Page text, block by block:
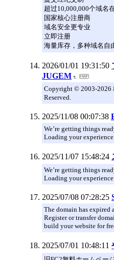
超过10,000,000个域名
国家核心注册商
域名安全更专业
立即注册
海量库存，多种域名自
2026/01/01 19:31:50
JUGEM
Copyright © 2003-
Reserved.
2025/11/08 00:07:38
We’re getting things
Loading your
2025/11/07 15:48:24
We’re getting things
Loading your
2025/07/08 07:28:25
The domain has expired
Register or transfer
build your website for
2025/07/01 10:48:11